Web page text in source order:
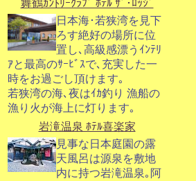
舞鶴ｶﾝﾄﾘｰｸﾗﾌﾞ ﾎﾃﾙ ｻﾞ･ﾛｯｼﾞ
日本海･若狭湾を見下
ろす絶好の場所に位
置し､高級感漂うｲﾝﾃﾘ
ｱと最高のｻｰﾋﾞｽで､充実した一
時をお過ごし頂けます｡
若狭湾の海､夜はｲｶ釣り 漁船の
漁り火が海上に灯ります｡
岩滝温泉 ﾎﾃﾙ喜楽家
見事な日本庭園の露
天風呂は源泉を敷地
内に持つ岩滝温泉｡阿